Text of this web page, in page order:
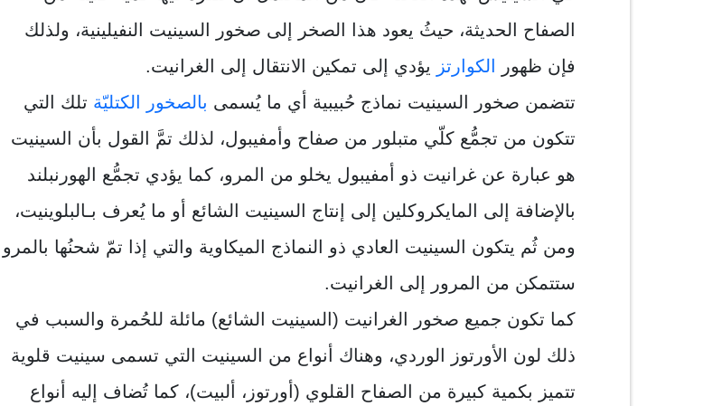
الصفاح الحديثة، حيثُ يعود هذا الصخر إلى صخور السينيت النفيلينية، ولذلك
فإن ظهور
الكوارتز
يؤدي إلى تمكين الانتقال إلى الغرانيت.
تتضمن صخور السينيت نماذج حُبيبية أي ما يُسمى بالصخور الكتليّة تلك التي
تتكون من تجمُّع كلّي متبلور من صفاح وأمفيبول، لذلك تمَّ القول بأن السينيت
هو عبارة عن غرانيت ذو أمفيبول يخلو من المرو، كما يؤدي تجمُّع الهورنبلند
بالإضافة إلى المايكروكلين إلى إنتاج السينيت الشائع أو ما يُعرف بـالبلوينيت،
ومن ثُم يتكون السينيت العادي ذو النماذج الميكاوية والتي إذا تمّ شحنُها بالمرو
ستتمكن من المرور إلى الغرانيت.
كما تكون جميع صخور الغرانيت (السينيت الشائع) مائلة للحُمرة والسبب في
ذلك لون الأورتوز الوردي، وهناك أنواع من السينيت التي تسمى سينيت قلوية
تتميز بكمية كبيرة من الصفاح القلوي (أورتوز، ألبيت)، كما تُضاف إليه أنواع